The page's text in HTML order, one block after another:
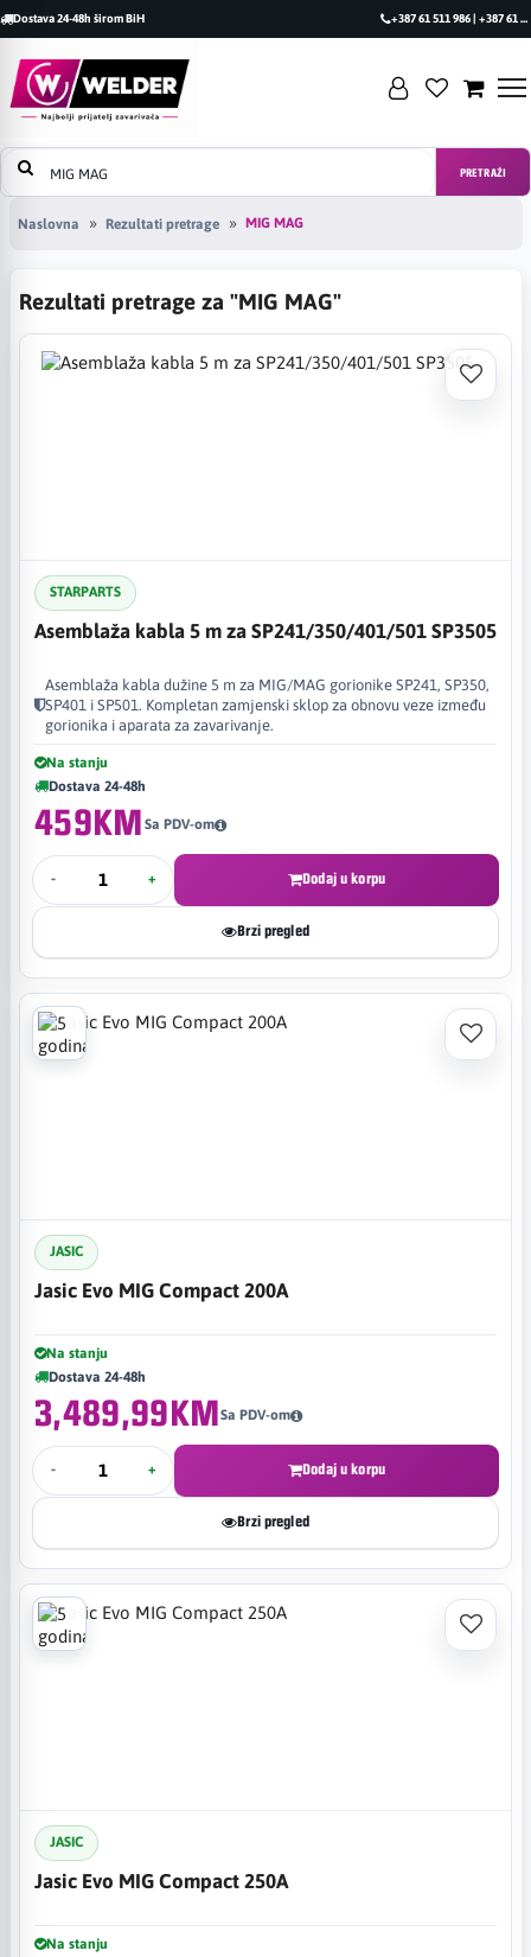
Dostava 24-48h širom BiH +387 61 511 986 | +387 61 493 470
PRETRAŽI
Naslovna Rezultati pretrage MIG MAG
Rezultati pretrage za "MIG MAG"
STARPARTS
Asemblaža kabla 5 m za SP241/350/401/501 SP3505
Asemblaža kabla dužine 5 m za MIG/MAG gorionike SP241, SP350,
SP401 i SP501. Kompletan zamjenski sklop za obnovu veze između
gorionika i aparata za zavarivanje.
Na stanju
Dostava 24-48h
459KM Sa PDV-om
- + Dodaj u korpu
Brzi pregled
JASIC
Jasic Evo MIG Compact 200A
Na stanju
Dostava 24-48h
3,489,99KMSa PDV-om
- + Dodaj u korpu
Brzi pregled
JASIC
Jasic Evo MIG Compact 250A
Na stanju